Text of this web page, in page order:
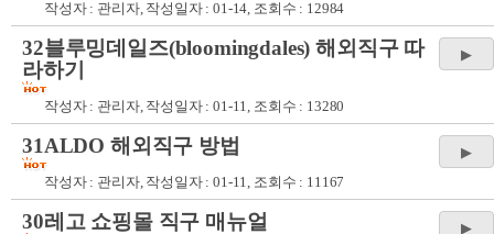
작성자 : 관리자, 작성일자 : 01-14, 조회수 : 12984
32블루밍데일즈(bloomingdales) 해외직구 따
라하기
작성자 : 관리자, 작성일자 : 01-11, 조회수 : 13280
31ALDO 해외직구 방법
작성자 : 관리자, 작성일자 : 01-11, 조회수 : 11167
30레고 쇼핑몰 직구 매뉴얼